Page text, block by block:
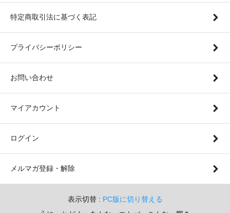
特定商取引法に基づく表記
プライバシーポリシー
お問い合わせ
マイアカウント
ログイン
メルマガ登録・解除
表示切替 : PC版に切り替える